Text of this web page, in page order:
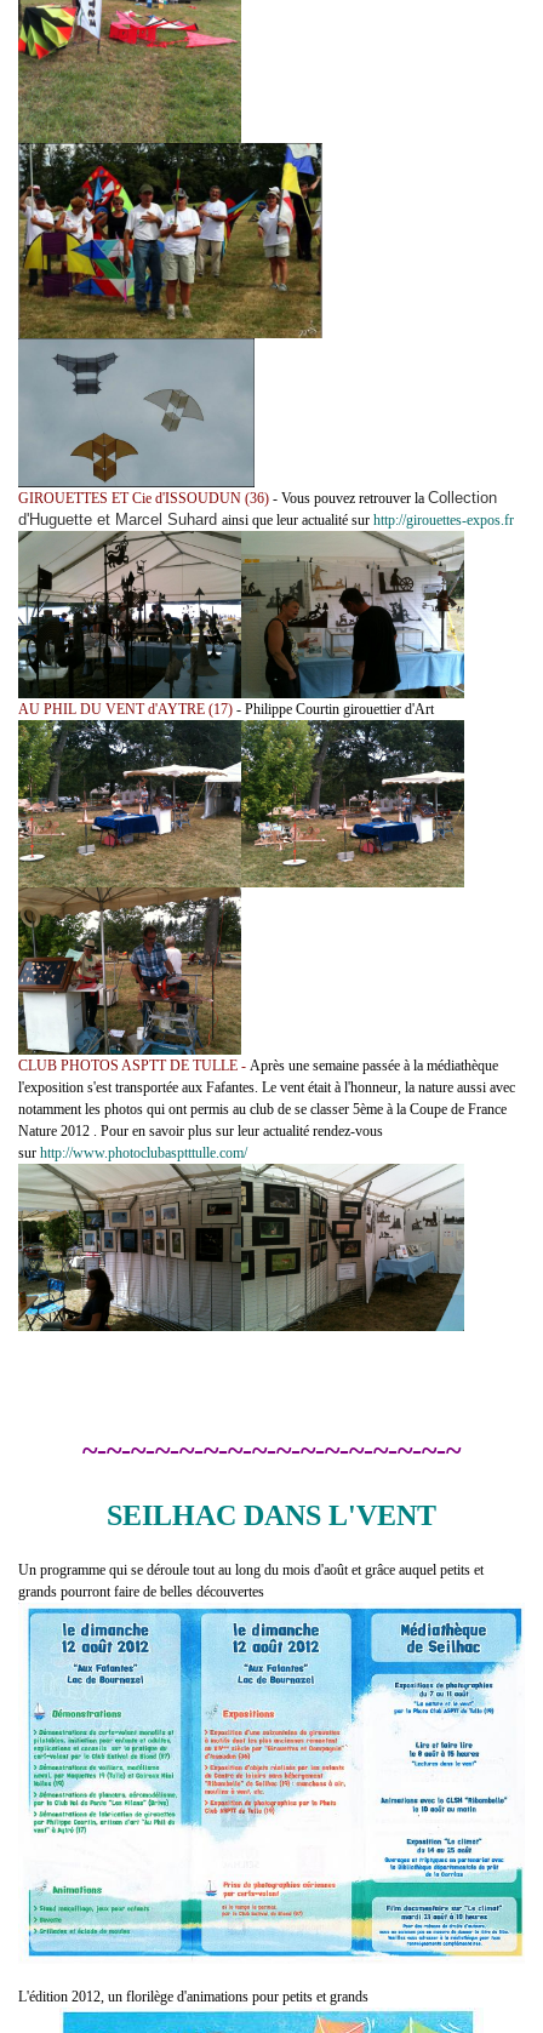
GIROUETTES ET Cie d'ISSOUDUN (36) - Vous pouvez retrouver la Collection
d'Huguette et Marcel Suhard ainsi que leur actualité sur http://girouettes-expos.fr
AU PHIL DU VENT d'AYTRE (17) - Philippe Courtin girouettier d'Art
CLUB PHOTOS ASPTT DE TULLE - Après une semaine passée à la médiathèque
l'exposition s'est transportée aux Fafantes. Le vent était à l'honneur, la nature aussi avec
notamment les photos qui ont permis au club de se classer 5ème à la Coupe de France
Nature 2012 . Pour en savoir plus sur leur actualité rendez-vous
sur http://www.photoclubasptttulle.com/
~-~-~-~-~-~-~-~-~-~-~-~-~-~-~-~
SEILHAC DANS L'VENT
Un programme qui se déroule tout au long du mois d'août et grâce auquel petits et
grands pourront faire de belles découvertes
L'édition 2012, un florilège d'animations pour petits et grands